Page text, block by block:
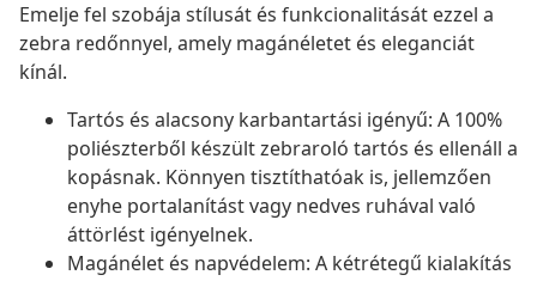
Emelje fel szobája stílusát és funkcionalitását ezzel a
zebra redőnnyel, amely magánéletet és eleganciát
kínál.
Tartós és alacsony karbantartási igényű: A 100%
poliészterből készült zebraroló tartós és ellenáll a
kopásnak. Könnyen tisztíthatóak is, jellemzően
enyhe portalanítást vagy nedves ruhával való
áttörlést igényelnek.
Magánélet és napvédelem: A kétrétegű kialakítás